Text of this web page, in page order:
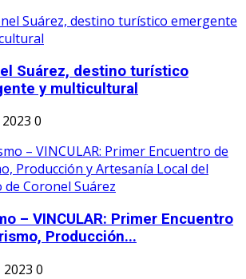
Suárez, destino turístico
y multicultural
0
– VINCULAR: Primer Encuentro
Producción...
0